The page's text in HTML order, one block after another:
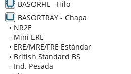
BASORFIL - Hilo
BASORTRAY - Chapa
◦ NR2E
◦ Mini ERE
◦ ERE/MRE/FRE Estándar
◦ British Standard BS
◦ Ind. Pesada